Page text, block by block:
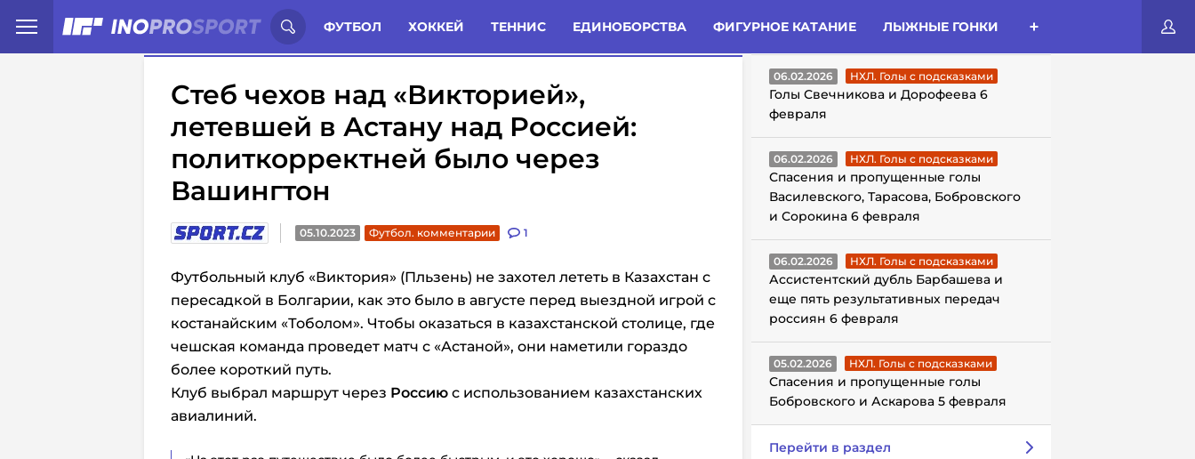
ФУТБОЛ ХОККЕЙ ТЕННИС ЕДИНОБОРСТВА ФИГУРНОЕ КАТАНИЕ ЛЫЖНЫЕ ГОНКИ
Иностранцы о спорте России: Статьи Комменты Новости
Стеб чехов над «Викторией»,
летевшей в Астану над Россией:
политкорректней было через
Вашингтон
05.10.2023 Футбол. комментарии 1
Футбольный клуб «Виктория» (Пльзень) не захотел лететь в Казахстан с
пересадкой в Болгарии, как это было в августе перед выездной игрой с
костанайским «Тоболом». Чтобы оказаться в казахстанской столице, где
чешская команда проведет матч с «Астаной», они наметили гораздо
более короткий путь.
Клуб выбрал маршрут через Россию с использованием казахстанских
авиалиний.
ГОЛЫ С ПОДСКАЗКАМИ
06.02.2026 НХЛ. Голы с подсказками
Голы Свечникова и Дорофеева 6
февраля
06.02.2026 НХЛ. Голы с подсказками
Спасения и пропущенные голы
Василевского, Тарасова, Бобровского
и Сорокина 6 февраля
06.02.2026 НХЛ. Голы с подсказками
Ассистентский дубль Барбашева и
еще пять результативных передач
россиян 6 февраля
05.02.2026 НХЛ. Голы с подсказками
Спасения и пропущенные голы
Бобровского и Аскарова 5 февраля
Перейти в раздел